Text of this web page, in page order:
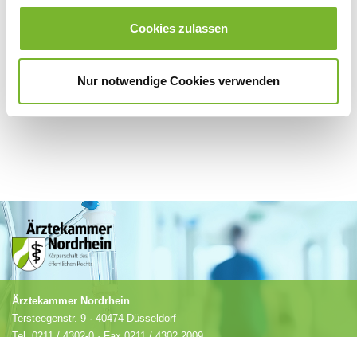
Cookies zulassen
Nur notwendige Cookies verwenden
Ärztekammer Nordrhein
Tersteegenstr. 9 · 40474 Düsseldorf